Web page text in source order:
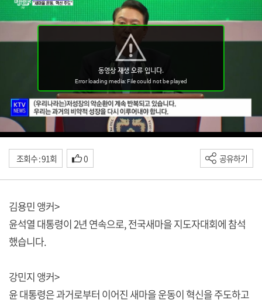
조회수 : 91회 0 공유하기
김용민 앵커>
윤석열 대통령이 2년 연속으로, 전국새마을 지도자대회에 참석
했습니다.
강민지 앵커>
윤 대통령은 과거로부터 이어진 새마을 운동이 혁신을 주도하고